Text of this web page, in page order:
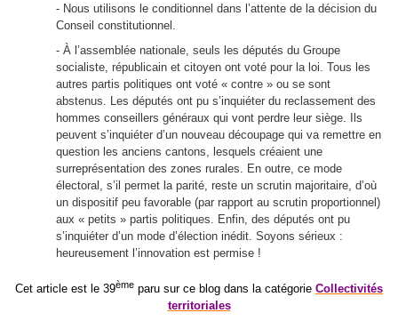
- Nous utilisons le conditionnel dans l’attente de la décision du
Conseil constitutionnel.
- À l’assemblée nationale, seuls les députés du Groupe
socialiste, républicain et citoyen ont voté pour la loi. Tous les
autres partis politiques ont voté « contre » ou se sont
abstenus. Les députés ont pu s’inquiéter du reclassement des
hommes conseillers généraux qui vont perdre leur siège. Ils
peuvent s’inquiéter d’un nouveau découpage qui va remettre en
question les anciens cantons, lesquels créaient une
surreprésentation des zones rurales. En outre, ce mode
électoral, s’il permet la parité, reste un scrutin majoritaire, d’où
un dispositif peu favorable (par rapport au scrutin proportionnel)
aux « petits » partis politiques. Enfin, des députés ont pu
s’inquiéter d’un mode d’élection inédit. Soyons sérieux :
heureusement l’innovation est permise !
Cet article est le 39ème paru sur ce blog dans la catégorie Collectivités
territoriales